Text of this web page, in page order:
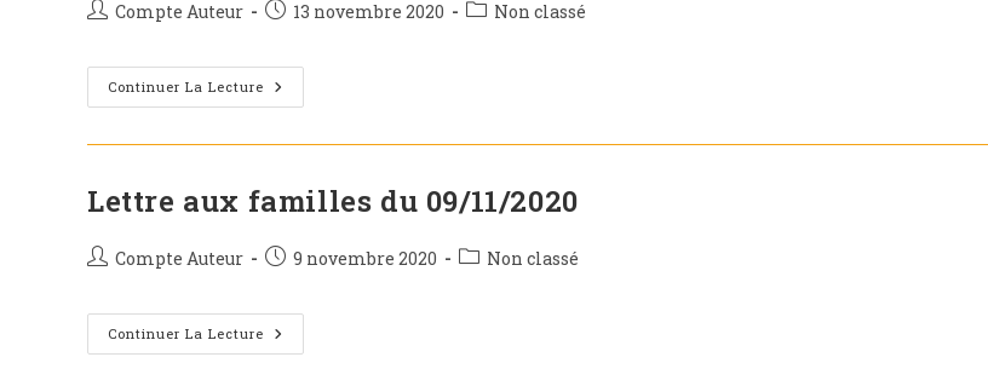
Auteur/autrice
la
publication :
Compte Auteur
Publication
13 novembre 2020
PostNon classé
Continuer La Lecture Lettre
Aux
Lettre aux familles du 09/11/2020
Auteur/autrice
la
publication :
Compte Auteur
Publication
9 novembre 2020
PostNon classé
Continuer La Lecture Lettre
Aux